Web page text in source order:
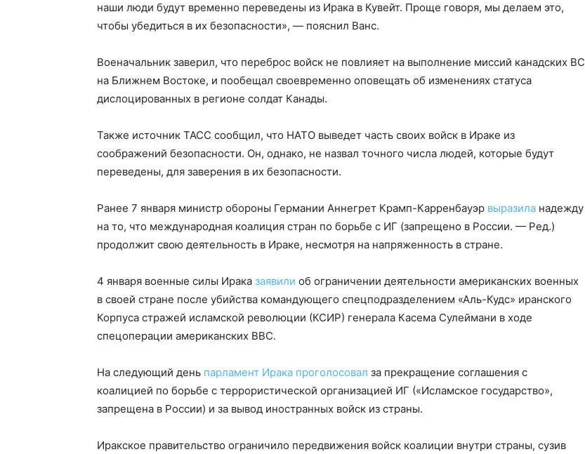
наши люди будут временно переведены из Ирака в Кувейт. Проще говоря, мы делаем это,
чтобы убедиться в их безопасности», — пояснил Ванс.
Военачальник заверил, что переброс войск не повлияет на выполнение миссий канадских ВС
на Ближнем Востоке, и пообещал своевременно оповещать об изменениях статуса
дислоцированных в регионе солдат Канады.
Также источник ТАСС сообщил, что НАТО выведет часть своих войск в Ираке из
соображений безопасности. Он, однако, не назвал точного числа людей, которые будут
переведены, для заверения в их безопасности.
Ранее 7 января министр обороны Германии Аннегрет Крамп-Карренбауэр выразила надежду
на то, что международная коалиция стран по борьбе с ИГ (запрещено в России. — Ред.)
продолжит свою деятельность в Ираке, несмотря на напряженность в стране.
4 января военные силы Ирака заявили об ограничении деятельности американских военных
в своей стране после убийства командующего спецподразделением «Аль-Кудс» иранского
Корпуса стражей исламской революции (КСИР) генерала Касема Сулеймани в ходе
спецоперации американских ВВС.
На следующий день парламент Ирака проголосовал за прекращение соглашения с
коалицией по борьбе с террористической организацией ИГ («Исламское государство»,
запрещена в России) и за вывод иностранных войск из страны.
Иракское правительство ограничило передвижения войск коалиции внутри страны, сузив